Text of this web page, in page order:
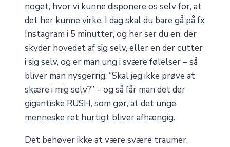
noget, hvor vi kunne disponere os selv for, at
det her kunne virke. I dag skal du bare gå på fx
Instagram i 5 minutter, og her ser du en, der
skyder hovedet af sig selv, eller en der cutter
i sig selv, og er man ung i svære følelser – så
bliver man nysgerrig. “Skal jeg ikke prøve at
skære i mig selv?” – og så får man det der
gigantiske RUSH, som gør, at det unge
menneske ret hurtigt bliver afhængig.
Det behøver ikke at være svære traumer,